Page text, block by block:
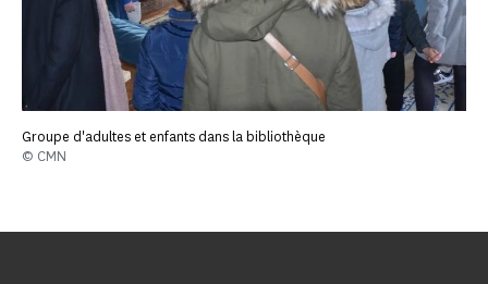
Groupe d'adultes et enfants dans la bibliothèque
© CMN